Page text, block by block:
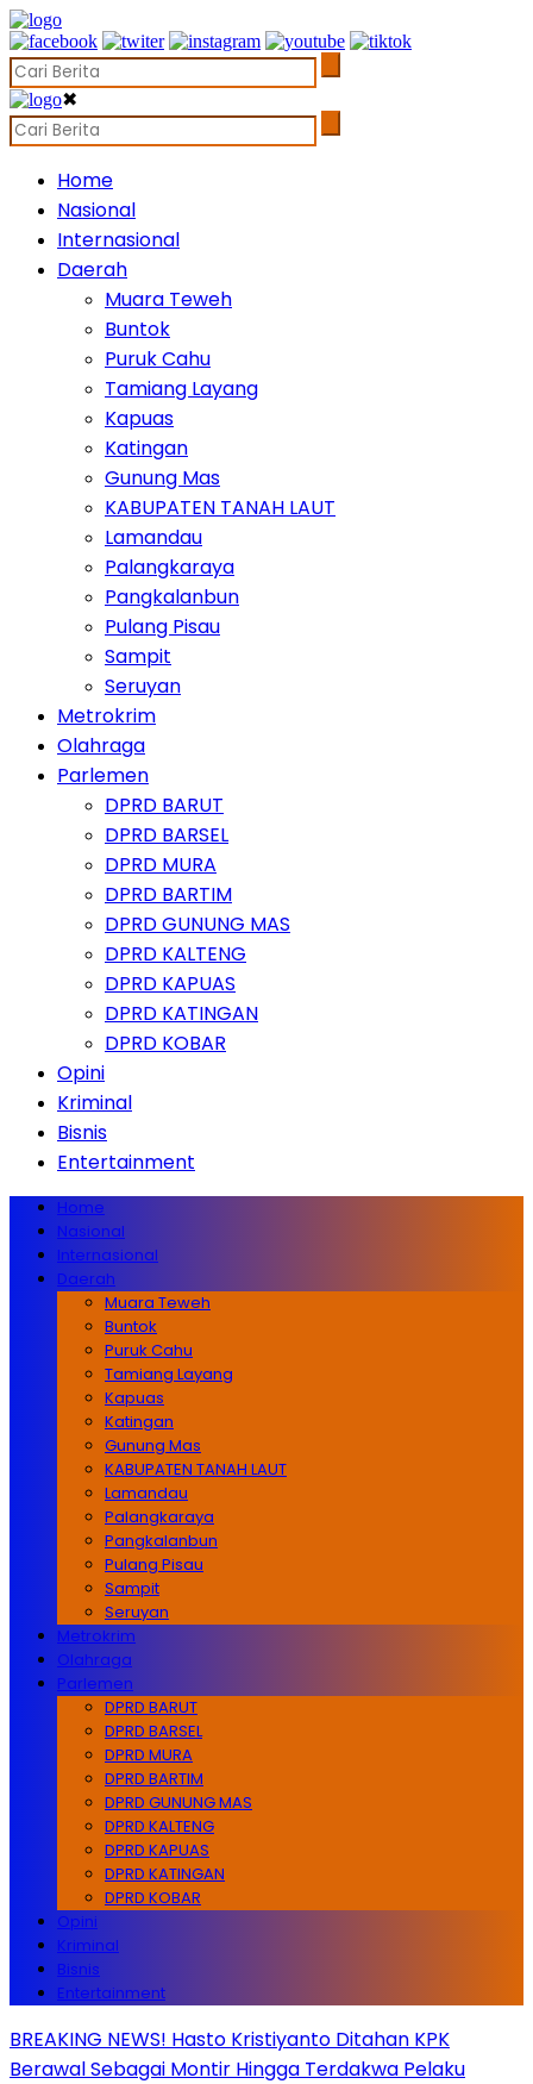
✖
Home
Nasional
Internasional
Daerah
Muara Teweh
Buntok
Puruk Cahu
Tamiang Layang
Kapuas
Katingan
Gunung Mas
KABUPATEN TANAH LAUT
Lamandau
Palangkaraya
Pangkalanbun
Pulang Pisau
Sampit
Seruyan
Metrokrim
Olahraga
Parlemen
DPRD BARUT
DPRD BARSEL
DPRD MURA
DPRD BARTIM
DPRD GUNUNG MAS
DPRD KALTENG
DPRD KAPUAS
DPRD KATINGAN
DPRD KOBAR
Opini
Kriminal
Bisnis
Entertainment
Home
Nasional
Internasional
Daerah
Muara Teweh
Buntok
Puruk Cahu
Tamiang Layang
Kapuas
Katingan
Gunung Mas
KABUPATEN TANAH LAUT
Lamandau
Palangkaraya
Pangkalanbun
Pulang Pisau
Sampit
Seruyan
Metrokrim
Olahraga
Parlemen
DPRD BARUT
DPRD BARSEL
DPRD MURA
DPRD BARTIM
DPRD GUNUNG MAS
DPRD KALTENG
DPRD KAPUAS
DPRD KATINGAN
DPRD KOBAR
Opini
Kriminal
Bisnis
Entertainment
BREAKING NEWS! Hasto Kristiyanto Ditahan KPK
Berawal Sebagai Montir Hingga Terdakwa Pelaku